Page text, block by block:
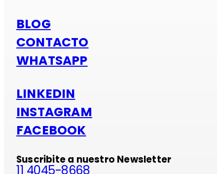
BLOG
CONTACTO
WHATSAPP
LINKEDIN
INSTAGRAM
FACEBOOK
Suscribite a nuestro Newsletter
11 4045-8668